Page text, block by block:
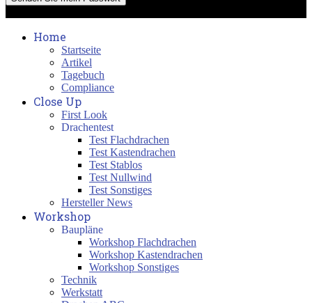
Home
Startseite
Artikel
Tagebuch
Compliance
Close Up
First Look
Drachentest
Test Flachdrachen
Test Kastendrachen
Test Stablos
Test Nullwind
Test Sonstiges
Hersteller News
Workshop
Baupläne
Workshop Flachdrachen
Workshop Kastendrachen
Workshop Sonstiges
Technik
Werkstatt